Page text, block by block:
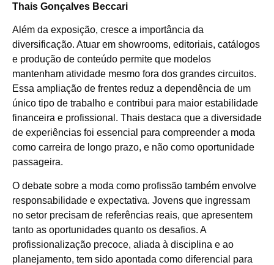
Thais Gonçalves Beccari
Além da exposição, cresce a importância da
diversificação. Atuar em showrooms, editoriais, catálogos
e produção de conteúdo permite que modelos
mantenham atividade mesmo fora dos grandes circuitos.
Essa ampliação de frentes reduz a dependência de um
único tipo de trabalho e contribui para maior estabilidade
financeira e profissional. Thais destaca que a diversidade
de experiências foi essencial para compreender a moda
como carreira de longo prazo, e não como oportunidade
passageira.
O debate sobre a moda como profissão também envolve
responsabilidade e expectativa. Jovens que ingressam
no setor precisam de referências reais, que apresentem
tanto as oportunidades quanto os desafios. A
profissionalização precoce, aliada à disciplina e ao
planejamento, tem sido apontada como diferencial para